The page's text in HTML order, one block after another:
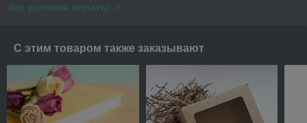
Все условия оплаты
С этим товаром также заказывают